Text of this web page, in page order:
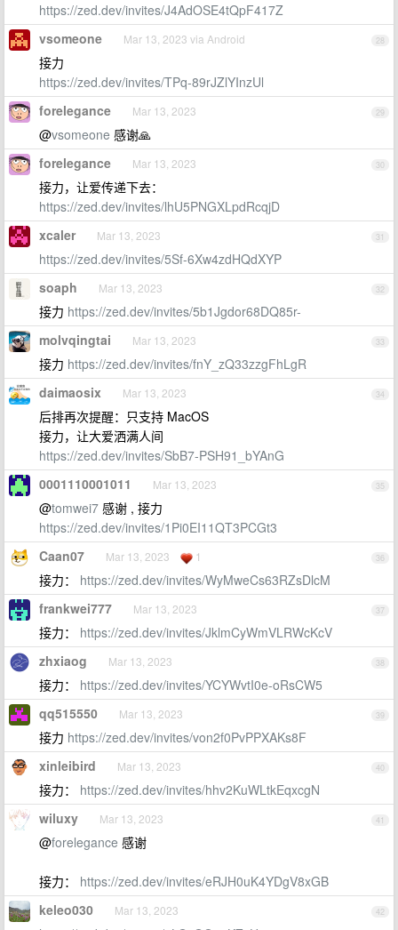
https://zed.dev/invites/J4AdOSE4tQpF417Z
28
vsomeone Mar 13, 2023 via Android
接力
https://zed.dev/invites/TPq-89rJZlYInzUl
29
forelegance Mar 13, 2023
@vsomeone 感谢🙏
30
forelegance Mar 13, 2023
接力，让爱传递下去：
https://zed.dev/invites/lhU5PNGXLpdRcqjD
31
xcaler Mar 13, 2023
https://zed.dev/invites/5Sf-6Xw4zdHQdXYP
32
soaph Mar 13, 2023
接力 https://zed.dev/invites/5b1Jgdor68DQ85r-
33
molvqingtai Mar 13, 2023
接力 https://zed.dev/invites/fnY_zQ33zzgFhLgR
34
daimaosix Mar 13, 2023
后排再次提醒：只支持 MacOS
接力，让大爱洒满人间
https://zed.dev/invites/SbB7-PSH91_bYAnG
35
0001110001011 Mar 13, 2023
@tomwei7 感谢 , 接力
https://zed.dev/invites/1Pi0EI11QT3PCGt3
36
Caan07 Mar 13, 2023 1
接力： https://zed.dev/invites/WyMweCs63RZsDlcM
37
frankwei777 Mar 13, 2023
接力： https://zed.dev/invites/JklmCyWmVLRWcKcV
38
zhxiaog Mar 13, 2023
接力： https://zed.dev/invites/YCYWvtI0e-oRsCW5
39
qq515550 Mar 13, 2023
接力 https://zed.dev/invites/von2f0PvPPXAKs8F
40
xinleibird Mar 13, 2023
接力： https://zed.dev/invites/hhv2KuWLtkEqxcgN
41
wiluxy Mar 13, 2023
@forelegance 感谢
接力： https://zed.dev/invites/eRJH0uK4YDgV8xGB
42
keleo030 Mar 13, 2023